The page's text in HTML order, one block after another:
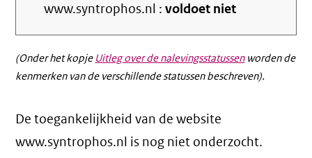
www.syntrophos.nl :voldoet niet
(Onder het kopje Uitleg over de nalevingsstatussenworden de
kenmerken van de verschillende statussen beschreven).
De toegankelijkheid van de website
www.syntrophos.nl is nog niet onderzocht.